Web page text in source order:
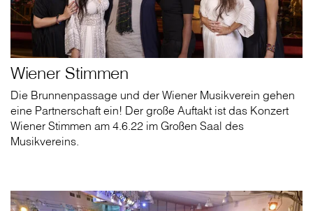
Wiener Stimmen
Die Brunnenpassage und der Wiener Musikverein gehen
eine Partnerschaft ein! Der große Auftakt ist das Konzert
Wiener Stimmen am 4.6.22 im Großen Saal des
Musikvereins.